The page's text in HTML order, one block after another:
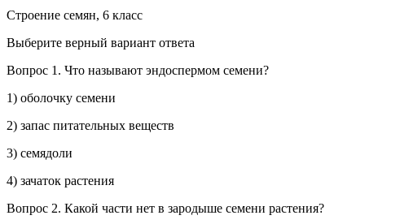
Строение семян, 6 класс
Выберите верный вариант ответа
Вопрос 1. Что называют эндоспермом семени?
1) оболочку семени
2) запас питательных веществ
3) семядоли
4) зачаток растения
Вопрос 2. Какой части нет в зародыше семени растения?